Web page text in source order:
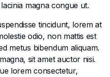
magna congue ut.
tincidunt, lorem at
odio, non mattis est
metus bibendum aliquam.
sit amet auctor nisi.
lorem consectetur,